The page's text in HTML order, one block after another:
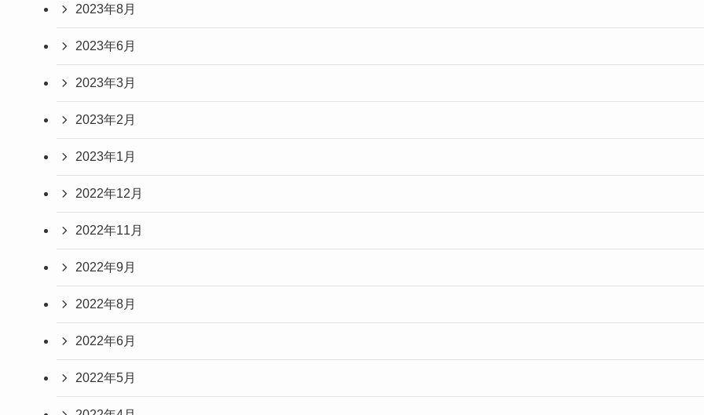
2023年8月
2023年6月
2023年3月
2023年2月
2023年1月
2022年12月
2022年11月
2022年9月
2022年8月
2022年6月
2022年5月